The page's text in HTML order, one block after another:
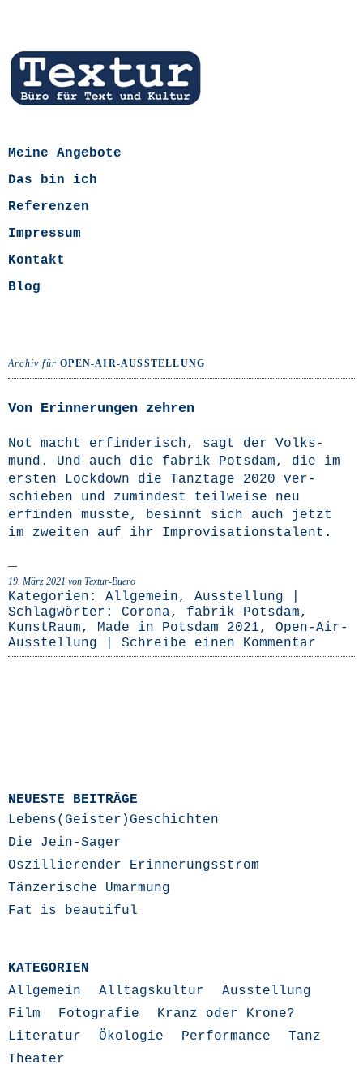
Meine Angebote
Das bin ich
Referenzen
Impressum
Kontakt
Blog
Archiv fürOPEN-AIR-AUSSTELLUNG
Von Erinnerungen zehren
Not macht erfin­de­risch, sagt der Volks­
mund. Und auch die fabrik Pots­dam, die im
ers­ten Lock­down die Tanz­ta­ge 2020 ver­
schie­ben und zumin­dest teil­wei­se neu
erfin­den muss­te, besinnt sich auch jetzt
im zwei­ten auf ihr Improvisationstalent.
19. März 2021 von Textur-Buero
Kategorien: Allgemein, Ausstellung
Schlagwörter: Corona, fabrik Potsdam,
KunstRaum, Made in Potsdam 2021, Open-Air-
Ausstellung
Schreibe einen Kommentar
NEUESTE BEITRÄGE
Lebens(Geister)Geschichten
Die Jein-Sager
Oszillierender Erinnerungsstrom
Tänzerische Umarmung
Fat is beautiful
KATEGORIEN
Allgemein
Alltagskultur
Ausstellung
Film
Fotografie
Kranz oder Krone?
Literatur
Ökologie Performance
Tanz
Theater